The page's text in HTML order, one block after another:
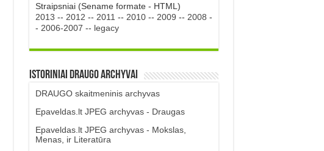
Straipsniai (Sename formate - HTML)
2013 -- 2012 -- 2011 -- 2010-- 2009 -- 2008 -
- 2006-2007 -- legacy
Istoriniai DRAUGO Archyvai
DRAUGO skaitmeninis archyvas
Epaveldas.lt JPEG archyvas - Draugas
Epaveldas.lt JPEG archyvas - Mokslas,
Menas, ir Literatūra